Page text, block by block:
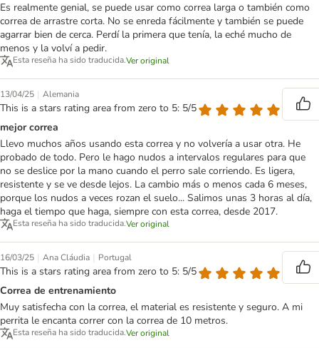
Es realmente genial, se puede usar como correa larga o también como
correa de arrastre corta. No se enreda fácilmente y también se puede
agarrar bien de cerca. Perdí la primera que tenía, la eché mucho de
menos y la volví a pedir.
Esta reseña ha sido traducida.Ver original
13/04/25 | Alemania
This is a stars rating area from zero to 5: 5/5
mejor correa
Llevo muchos años usando esta correa y no volvería a usar otra. He
probado de todo. Pero le hago nudos a intervalos regulares para que
no se deslice por la mano cuando el perro sale corriendo. Es ligera,
resistente y se ve desde lejos. La cambio más o menos cada 6 meses,
porque los nudos a veces rozan el suelo... Salimos unas 3 horas al día,
haga el tiempo que haga, siempre con esta correa, desde 2017.
Esta reseña ha sido traducida.Ver original
16/03/25 | Ana Cláudia | Portugal
This is a stars rating area from zero to 5: 5/5
Correa de entrenamiento
Muy satisfecha con la correa, el material es resistente y seguro. A mi
perrita le encanta correr con la correa de 10 metros.
Esta reseña ha sido traducida.Ver original